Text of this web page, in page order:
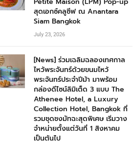
สุดเอกซ์คลูซีฟ ณ Anantara
Siam Bangkok
July 23, 2026
[News] ร่วมเฉลิมฉลองเทศกาล
ไหว้พระจันทร์ด้วยขนมไหว้
พระจันทร์ประจำปีม้า มาพร้อม
กล่องดีไซน์ลิมิเต็ด 3 แบบ The
Athenee Hotel, a Luxury
Collection Hotel, Bangkok ที่
รวมชุดชงมัทฉะสุดพิเศษ เริ่มวาง
จำหน่ายตั้งแต่วันที่ 1 สิงหาคม
เป็นต้นไป